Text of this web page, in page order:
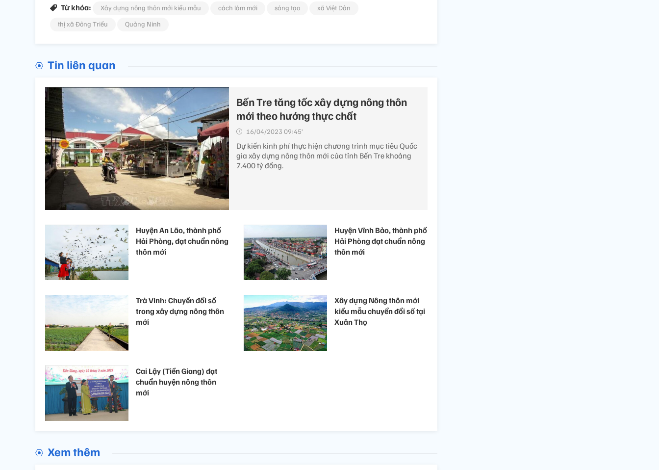
Từ khóa: Xây dựng nông thôn mới kiểu mẫu cách làm mới sáng tạo
xã Việt Dân
thị xã Đông Triều
Quảng Ninh
Tin liên quan
Bến Tre tăng tốc xây dựng nông thôn
mới theo hướng thực chất
16/04/2023 09:45’
Dự kiến kinh phí thực hiện chương trình mục tiêu Quốc
gia xây dựng nông thôn mới của tỉnh Bến Tre khoảng
7.400 tỷ đồng.
Huyện An Lão, thành phố
Hải Phòng, đạt chuẩn nông
thôn mới
Huyện Vĩnh Bảo, thành phố
Hải Phòng đạt chuẩn nông
thôn mới
Trà Vinh: Chuyển đổi số
trong xây dựng nông thôn
mới
Xây dựng Nông thôn mới
kiểu mẫu chuyển đổi số tại
Xuân Thọ
Cai Lậy (Tiền Giang) đạt
chuẩn huyện nông thôn
mới
Xem thêm